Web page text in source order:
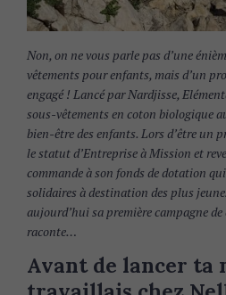
Non, on ne vous parle pas d’une
vêtements pour enfants, mais d’un
engagé ! Lancé par Nardjisse,
sous-vêtements en coton biologique
bien-être des enfants. Lors d’être un
le statut d’Entreprise à Mission et
commande à son fonds de dotation
solidaires à destination des plus
aujourd’hui sa première campagne
raconte…
Avant de lancer ta